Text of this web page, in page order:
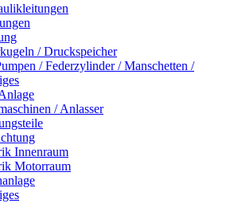
/ Druckspeicher
/ Federzylinder / Manschetten /
/ Anlasser
Innenraum
Motorraum